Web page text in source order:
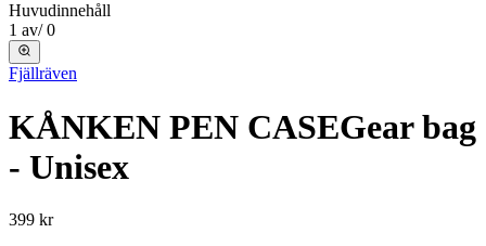
Huvudinnehåll
1 av/ 0
Fjällräven
KÅNKEN PEN CASEGear bag
- Unisex
399 kr